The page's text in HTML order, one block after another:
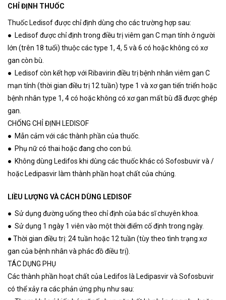
CHỈ ĐỊNH THUỐC
Thuốc Ledisof được chỉ định dùng cho các trường hợp sau:
● Ledisof được chỉ định trong điều trị viêm gan C mạn tính ở người
lớn (trên 18 tuổi) thuộc các type 1, 4, 5 và 6 có hoặc không có xơ
gan còn bù.
● Ledisof còn kết hợp với Ribavirin điều trị bệnh nhân viêm gan C
mạn tính (thời gian điều trị 12 tuần) type 1 và xơ gan tiến triển hoặc
bệnh nhân type 1, 4 có hoặc không có xơ gan mất bù đã được ghép
gan.
CHỐNG CHỈ ĐỊNH LEDISOF
● Mẫn cảm với các thành phần của thuốc.
● Phụ nữ có thai hoặc đang cho con bú.
● Không dùng Ledifos khi dùng các thuốc khác có Sofosbuvir và /
hoặc Ledipasvir làm thành phần hoạt chất của chúng.
LIỀU LƯỢNG VÀ CÁCH DÙNG LEDISOF
● Sử dụng đường uống theo chỉ định của bác sĩ chuyên khoa.
● Sử dụng 1 ngày 1 viên vào một thời điểm cố định trong ngày.
● Thời gian điều trị: 24 tuần hoặc 12 tuần (tùy theo tình trạng xơ
gan của bệnh nhân và phác đồ điều trị).
TÁC DỤNG PHỤ
Các thành phần hoạt chất của Ledifos là Ledipasvir và Sofosbuvir
có thể xảy ra các phản ứng phụ như sau: